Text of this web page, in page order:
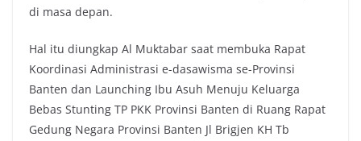
di masa depan.
Hal itu diungkap Al Muktabar saat membuka Rapat
Koordinasi Administrasi e-dasawisma se-Provinsi
Banten dan Launching Ibu Asuh Menuju Keluarga
Bebas Stunting TP PKK Provinsi Banten di Ruang Rapat
Gedung Negara Provinsi Banten Jl Brigjen KH Tb